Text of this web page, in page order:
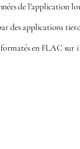
de l’application
des applications
en FLAC sur